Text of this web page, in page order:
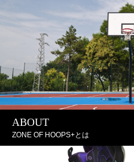
ABOUT
ZONE OF HOOPS+とは